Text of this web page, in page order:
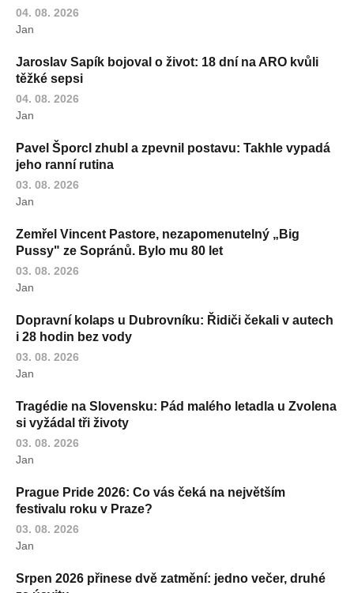
04. 08. 2026
Jan
Jaroslav Sapík bojoval o život: 18 dní na ARO kvůli
těžké sepsi
04. 08. 2026
Jan
Pavel Šporcl zhubl a zpevnil postavu: Takhle vypadá
jeho ranní rutina
03. 08. 2026
Jan
Zemřel Vincent Pastore, nezapomenutelný „Big
Pussy" ze Sopránů. Bylo mu 80 let
03. 08. 2026
Jan
Dopravní kolaps u Dubrovníku: Řidiči čekali v autech
i 28 hodin bez vody
03. 08. 2026
Jan
Tragédie na Slovensku: Pád malého letadla u Zvolena
si vyžádal tři životy
03. 08. 2026
Jan
Prague Pride 2026: Co vás čeká na největším
festivalu roku v Praze?
03. 08. 2026
Jan
Srpen 2026 přinese dvě zatmění: jedno večer, druhé